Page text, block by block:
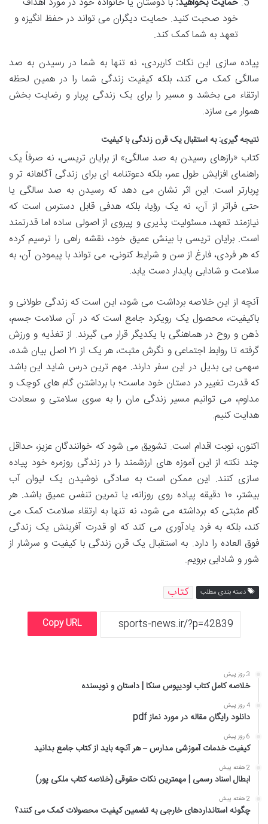
خود صحبت کنید. حمایت دیگران می تواند در حفظ انگیزه و
تعهد به شما کمک کند.
پیاده سازی این نکات کاربردی، نه تنها به شما در رسیدن به صد
سالگی کمک می کند، بلکه کیفیت زندگی شما را در همین لحظه
ارتقاء می بخشد و مسیر را برای یک زندگی پربار و رضایت بخش
هموار می سازد.
نتیجه گیری: به استقبال یک قرن زندگی با کیفیت
کتاب «رازهای رسیدن به صد سالگی» از برایان تریسی، نه صرفاً یک
راهنمای افزایش طول عمر، بلکه دعوتنامه ای برای زندگی آگاهانه تر و
پربارتر است. این اثر نشان می دهد که رسیدن به صد سالگی یا
حتی فراتر از آن، نه یک رؤیا، بلکه هدفی قابل دسترس است که
نیازمند تعهد، مسئولیت پذیری و پیروی از اصولی ساده اما قدرتمند
است. برایان تریسی با بینش عمیق خود، نقشه راهی را ترسیم کرده
که هر فردی، فارغ از سن و شرایط کنونی، می تواند با پیمودن آن، به
سلامت و شادابی پایدار دست یابد.
آنچه از این خلاصه برداشت می شود، این است که زندگی طولانی و
باکیفیت، محصول یک رویکرد جامع است که در آن سلامت جسم،
ذهن و روح در هماهنگی با یکدیگر قرار می گیرند. از تغذیه و ورزش
گرفته تا روابط اجتماعی و نگرش مثبت، هر یک از ۲۱ اصل بیان شده،
سهمی بی بدیل در این سفر دارند. مهم ترین درس شاید این باشد
که قدرت تغییر در دستان خود ماست؛ با برداشتن گام های کوچک و
مداوم، می توانیم مسیر زندگی مان را به سوی سلامتی و سعادت
هدایت کنیم.
اکنون، نوبت اقدام است. تشویق می شود که خوانندگان عزیز، حداقل
چند نکته از این آموزه های ارزشمند را در زندگی روزمره خود پیاده
سازی کنند. این ممکن است به سادگی نوشیدن یک لیوان آب
بیشتر، ۱۰ دقیقه پیاده روی روزانه، یا تمرین تنفس عمیق باشد. هر
گام مثبتی که برداشته می شود، نه تنها به ارتقاء سلامت کمک می
کند، بلکه به فرد یادآوری می کند که او قدرت آفرینش یک زندگی
فوق العاده را دارد. به استقبال یک قرن زندگی با کیفیت و سرشار از
شور و شادابی برویم.
دسته بندی مطلب کتاب
Copy URL
3 روز پیش
خلاصه کامل کتاب اودیپوس سنکا | داستان و نویسنده
4 روز پیش
دانلود رایگان مقاله در مورد نماز pdf
6 روز پیش
کیفیت خدمات آموزشی مدارس – هر آنچه باید از کتاب جامع بدانید
2 هفته پیش
ابطال اسناد رسمی | مهمترین نکات حقوقی (خلاصه کتاب ملکی پور)
2 هفته پیش
چگونه استانداردهای خارجی به تضمین کیفیت محصولات کمک می کنند؟